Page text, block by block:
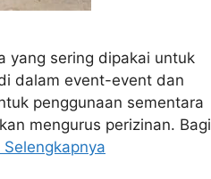
yang sering dipakai untuk
dalam event-event dan
penggunaan sementara
mengurus perizinan. Bagi
Selengkapnya